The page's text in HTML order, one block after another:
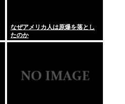
なぜアメリカ人は原爆を落とし
たのか